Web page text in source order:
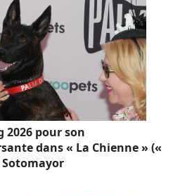
2026 pour son
dans « La Chienne » («
Sotomayor